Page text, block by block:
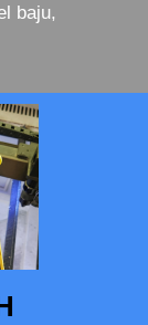
baju,